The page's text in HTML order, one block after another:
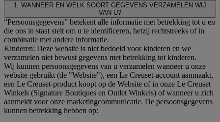
1. WANNEER EN WELK SOORT GEGEVENS VERZAMELEN WIJ
VAN U?
“Persoonsgegevens” betekent alle informatie met betrekking tot u en
die ons in staat stelt om u te identificeren, hetzij rechtstreeks of in
combinatie met andere informatie.
Kinderen: Deze website is niet bedoeld voor kinderen en we
verzamelen niet bewust gegevens met betrekking tot kinderen.
Wij kunnen persoonsgegevens van u verzamelen wanneer u onze
website gebruikt (de "Website"), een Le Creuset-account aanmaakt,
een Le Creuset-product koopt op de Website of in onze Le Creuset
Winkels (Signature Boutiques en Outlet Winkels) of wanneer u zich
aanmeldt voor onze marketingcommunicatie. De persoonsgegevens
kunnen betrekking hebben op: